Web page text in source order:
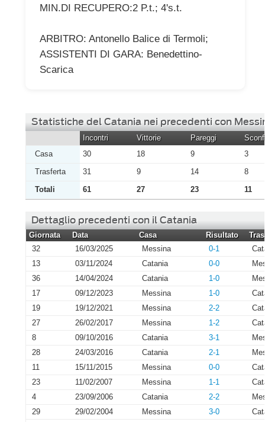
MIN.DI RECUPERO:2 P.t.; 4's.t.
ARBITRO: Antonello Balice di Termoli;
ASSISTENTI DI GARA: Benedettino-
Scarica
Statistiche del Catania nei precedenti con
Incontri Vittorie Pareggi
Casa
30 18 9
3
Trasferta
31 9 14
8
Totali
61 27 23 11
Dettaglio precedenti con il Catania
Giornata Data Casa Risultato
32
16/03/2025 Messina 0-1
13
03/11/2024 Catania 0-0
36
14/04/2024 Catania 1-0
17
09/12/2023 Messina 1-0
19
19/12/2021 Messina 2-2
27
26/02/2017 Messina 1-2
8
09/10/2016 Catania 3-1
28
24/03/2016 Catania 2-1
11
15/11/2015 Messina 0-0
23
11/02/2007 Messina 1-1
4
23/09/2006 Catania 2-2
29
29/02/2004 Messina 3-0